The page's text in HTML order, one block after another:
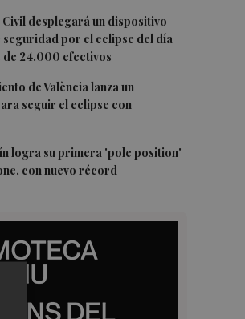
desplegará un dispositivo
seguridad por el eclipse del día
de 24.000 efectivos
de València lanza un
seguir el eclipse con
logra su primera 'pole position'
con nuevo récord